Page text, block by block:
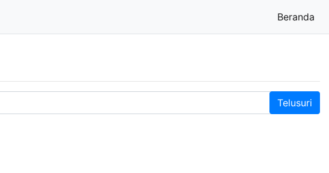
Beranda